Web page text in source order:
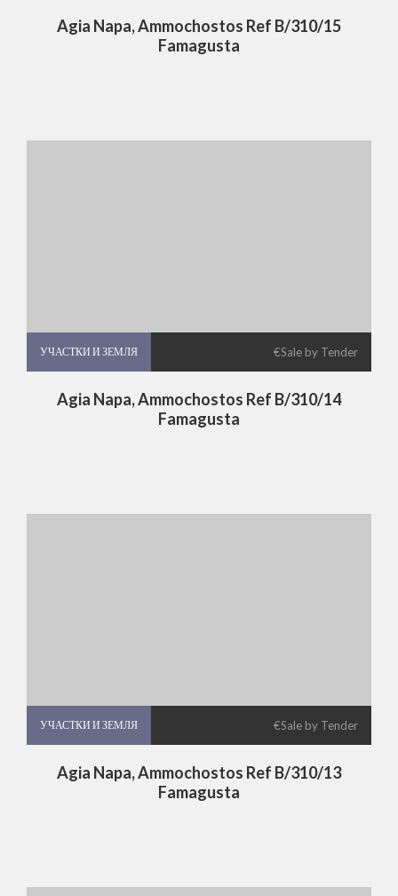
Agia Napa, Ammochostos Ref B/310/15
Famagusta
УЧАСТКИ И ЗЕМЛЯ
УЧАСТКИ И ЗЕМЛЯ €Sale by Tender
Agia Napa, Ammochostos Ref B/310/14
Famagusta
УЧАСТКИ И ЗЕМЛЯ
УЧАСТКИ И ЗЕМЛЯ €Sale by Tender
Agia Napa, Ammochostos Ref B/310/13
Famagusta